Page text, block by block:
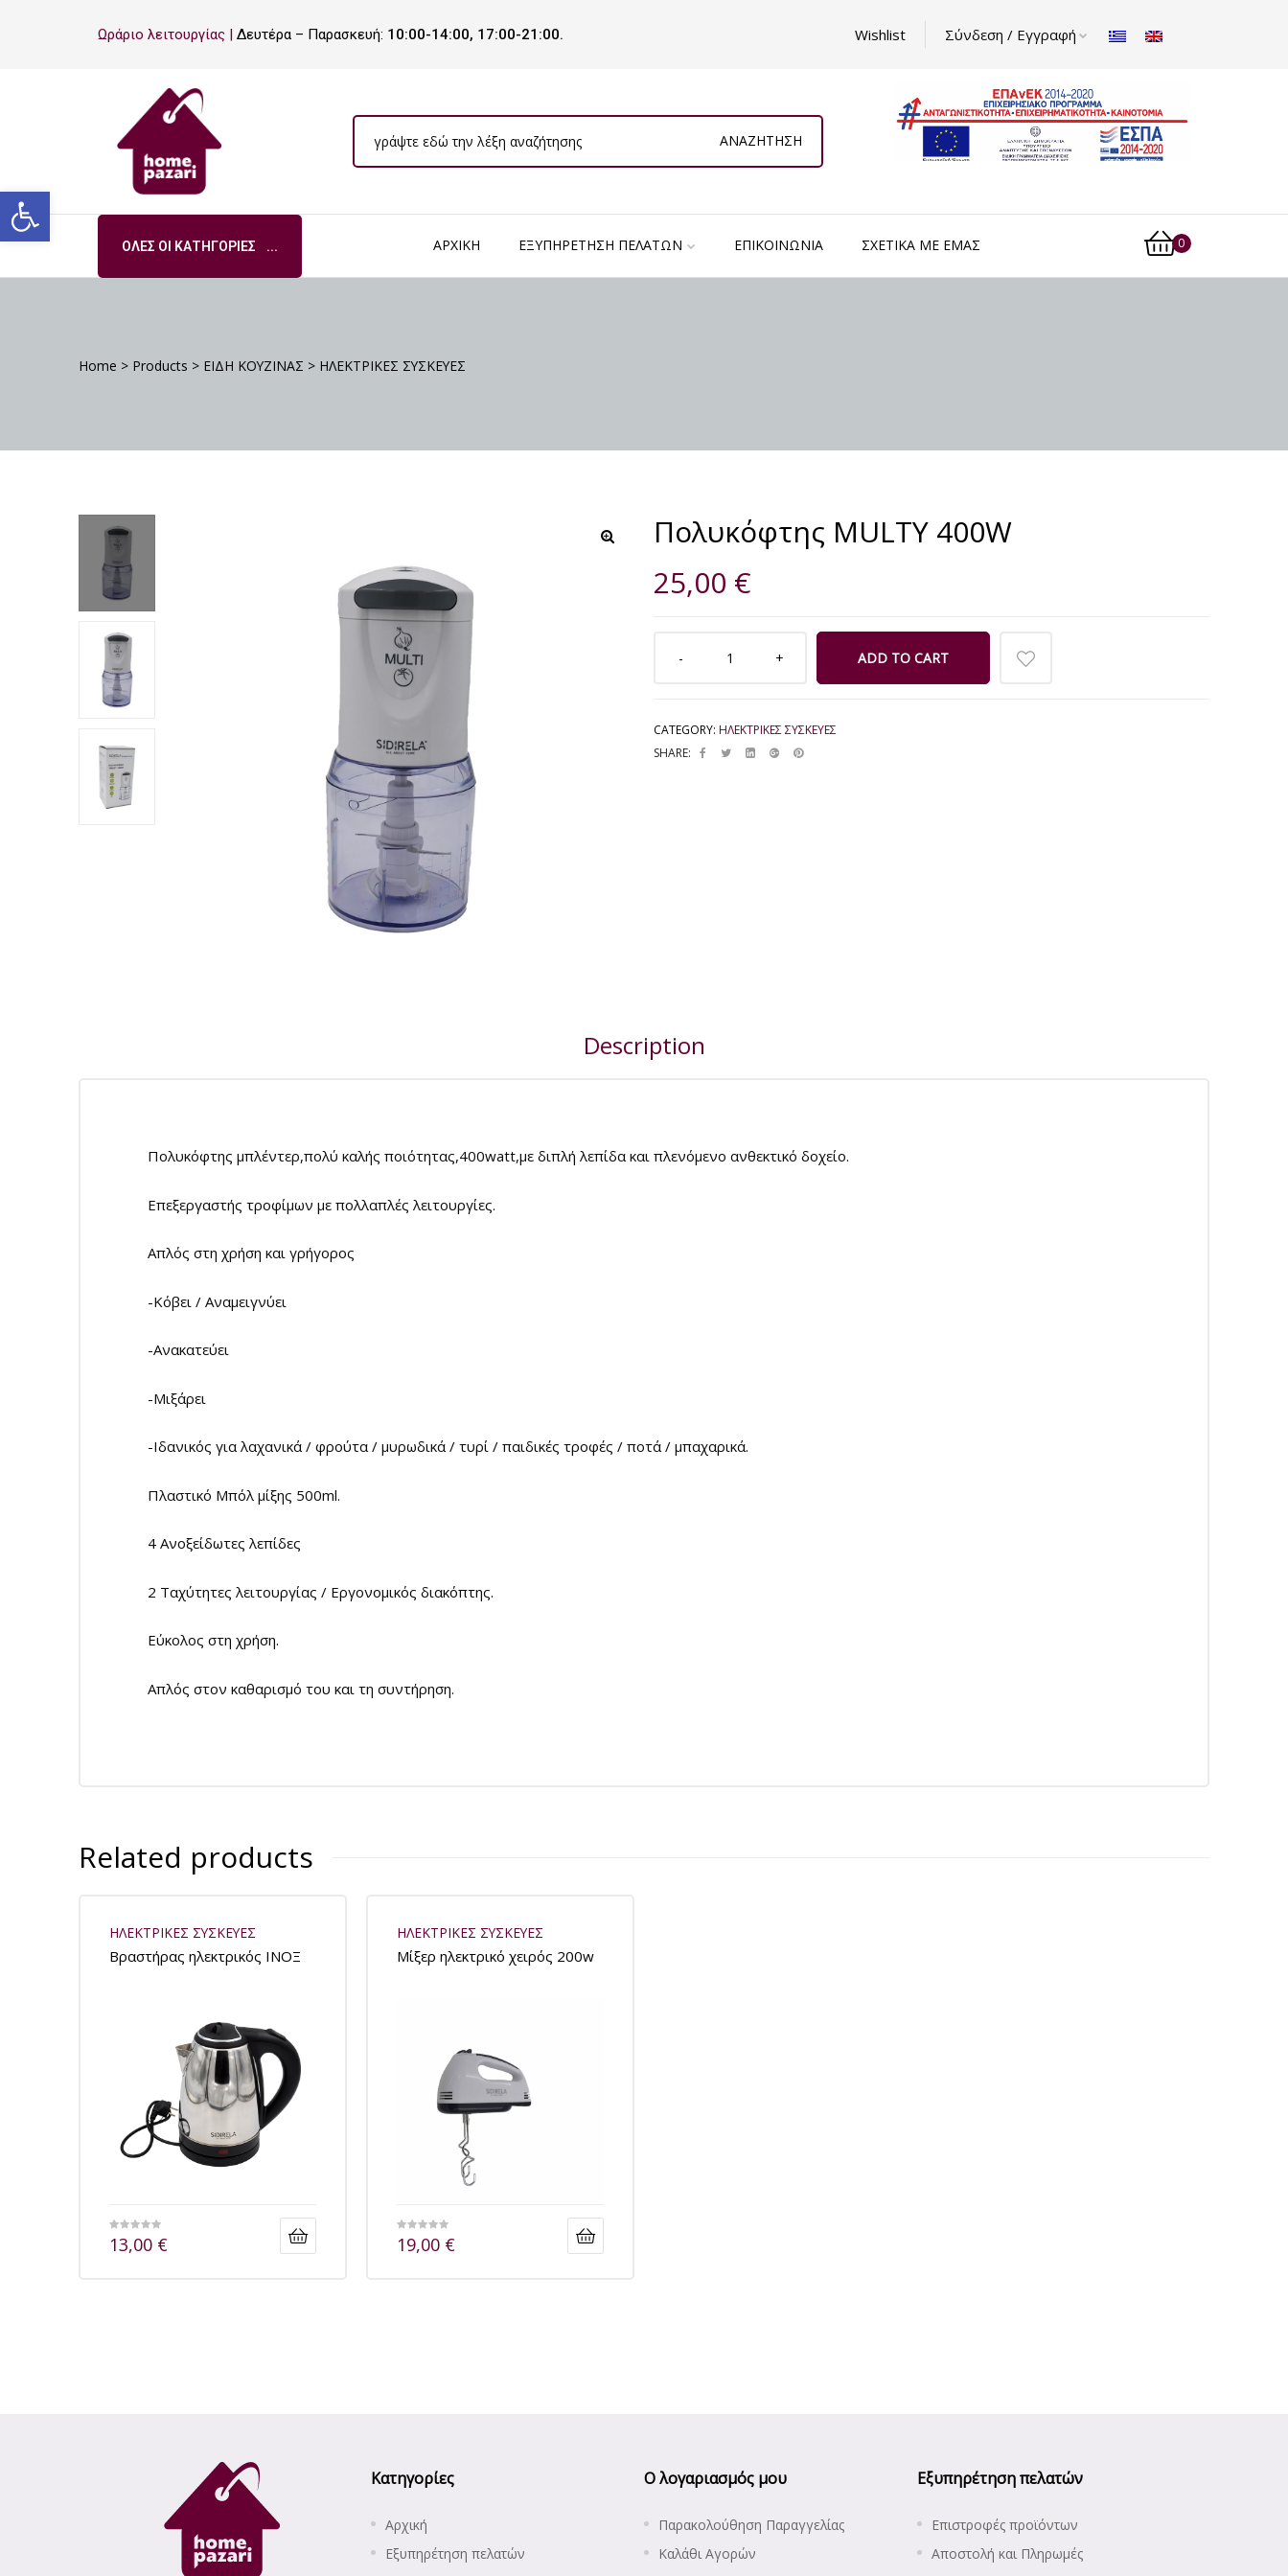
Ανοίξτε τη γραμμή εργαλείων
Ωράριο λειτουργίας | Δευτέρα – Παρασκευή: 10:00-14:00, 17:00-21:00. Wishlist Σύνδεση / Εγγραφή
ΑΝΑΖΉΤΗΣΗ
ΌΛΕΣ ΟΙ ΚΑΤΗΓΟΡΊΕΣ ΑΡΧΙΚΉ ΕΞΥΠΗΡΈΤΗΣΗ ΠΕΛΑΤΏΝ ΕΠΙΚΟΙΝΩΝΊΑ ΣΧΕΤΙΚΆ ΜΕ ΕΜΆΣ 0
Home > Products > ΕΙΔΗ ΚΟΥΖΙΝΑΣ > ΗΛΕΚΤΡΙΚΕΣ ΣΥΣΚΕΥΕΣ
Πολυκόφτης MULTY 400W
25,00 €
ADD TO CART
CATEGORY: ΗΛΕΚΤΡΙΚΕΣ ΣΥΣΚΕΥΕΣ
SHARE:
Description
Πολυκόφτης μπλέντερ,πολύ καλής ποιότητας,400watt,με διπλή λεπίδα και πλενόμενο ανθεκτικό δοχείο.
Επεξεργαστής τροφίμων με πολλαπλές λειτουργίες.
Απλός στη χρήση και γρήγορος
-Κόβει / Αναμειγνύει
-Ανακατεύει
-Μιξάρει
-Ιδανικός για λαχανικά / φρούτα / μυρωδικά / τυρί / παιδικές τροφές / ποτά / μπαχαρικά.
Πλαστικό Μπόλ μίξης 500ml.
4 Ανοξείδωτες λεπίδες
2 Ταχύτητες λειτουργίας / Εργονομικός διακόπτης.
Εύκολος στη χρήση.
Απλός στον καθαρισμό του και τη συντήρηση.
Related products
ΗΛΕΚΤΡΙΚΕΣ ΣΥΣΚΕΥΕΣ
Βραστήρας ηλεκτρικός ΙΝΟΞ
13,00 €
ΗΛΕΚΤΡΙΚΕΣ ΣΥΣΚΕΥΕΣ
Μίξερ ηλεκτρικό χειρός 200w
19,00 €
Κατηγορίες
Αρχική
Εξυπηρέτηση πελατών
Ο λογαριασμός μου
Παρακολούθηση Παραγγελίας
Καλάθι Αγορών
Εξυπηρέτηση πελατών
Επιστροφές προϊόντων
Αποστολή και Πληρωμές